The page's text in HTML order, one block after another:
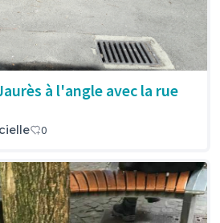
à l'angle avec la rue
0